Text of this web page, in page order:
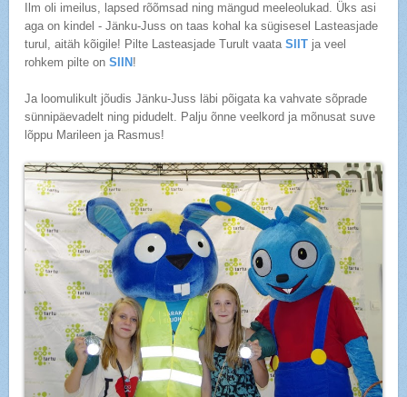
Ilm oli imeilus, lapsed rõõmsad ning mängud meeleolukad. Üks asi
aga on kindel - Jänku-Juss on taas kohal ka sügisesel Lasteasjade
turul, aitäh kõigile! Pilte Lasteasjade Turult vaataSIIT ja veel
rohkem pilte onSIIN !
Ja loomulikult jõudis Jänku-Juss läbi põigata ka vahvate sõprade
sünnipäevadelt ning pidudelt. Palju õnne veelkord ja mõnusat suve
lõppu Marileen ja Rasmus!